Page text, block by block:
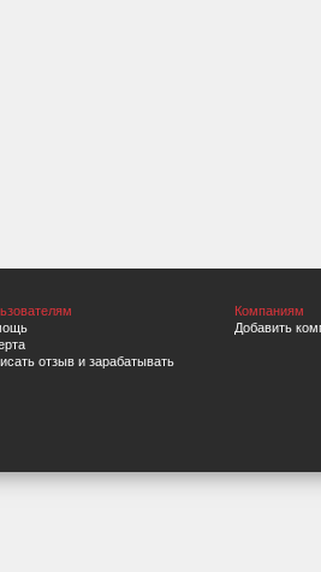
отзыв и зарабатывать
Компаниям
Добавить